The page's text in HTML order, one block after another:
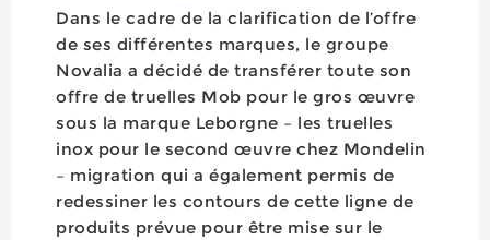
Dans le cadre de la clarification de l’offre
de ses différentes marques, le groupe
Novalia a décidé de transférer toute son
offre de truelles Mob pour le gros œuvre
sous la marque Leborgne – les truelles
inox pour le second œuvre chez Mondelin
– migration qui a également permis de
redessiner les contours de cette ligne de
produits prévue pour être mise sur le